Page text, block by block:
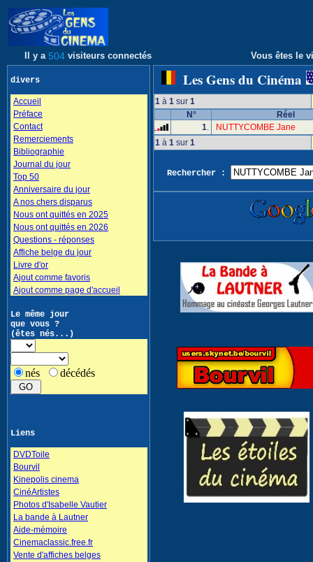
Il y a 504 visiteurs connectés Vous êtes le
divers
Accueil
Préface
Contact
Remerciements
Bibliographie
Journal du jour
Top 50
Anniversaire du jour
A nos chers disparus
Nous ont quittés en 2025
Nous ont quittés en 2026
Questions - réponses
Affiche belge du jour
Livre d'or
Ajout comme favoris
Ajout comme page d'accueil
Le même jour
que vous ?
(êtes nés...)
nés décédés
Liens
DVDToile
Bourvil
Kinepolis cinema
CinéArtistes
Photos d'Isabelle Vautier
La bande à Lautner
Aide-mémoire
Cinemaclassic.free.fr
Vente d'affiches belges
Les Gens du Cinéma
1 à 1 sur 1
N°
Réel
1.
NUTTYCOMBE Jane
1 à 1 sur 1
Rechercher :